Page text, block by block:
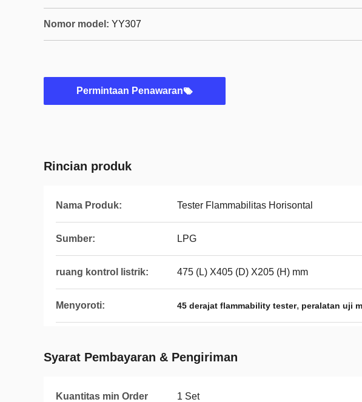
Nomor model: YY307
Permintaan Penawaran
Rincian produk
Nama Produk: Tester Flammabilitas Horisontal
Sumber: LPG
ruang kontrol listrik: 475 (L) X405 (D) X205 (H) mm
Menyoroti: 45 derajat flammability tester, peralatan uji
Syarat Pembayaran & Pengiriman
Kuantitas min Order 1 Set